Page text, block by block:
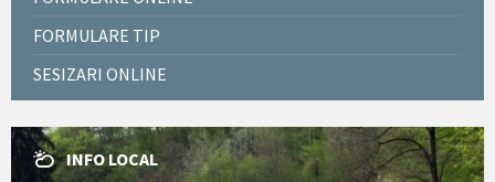
FORMULARE TIP
SESIZARI ONLINE
INFO LOCAL